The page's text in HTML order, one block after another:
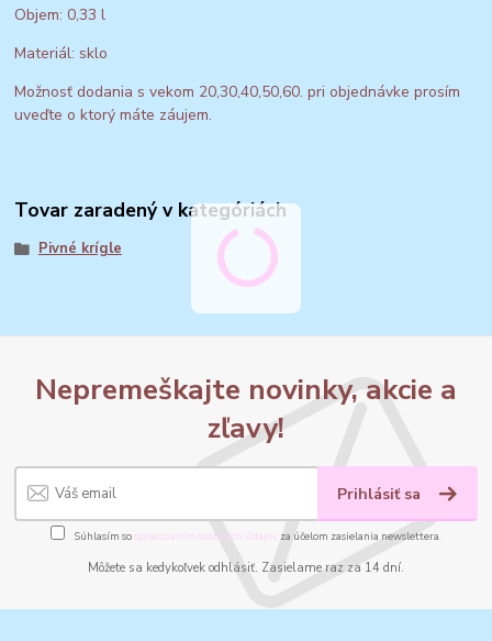
Objem: 0,33 l
Materiál: sklo
Možnosť dodania s vekom 20,30,40,50,60. pri objednávke prosím
uveďte o ktorý máte záujem.
Tovar zaradený v kategóriách
Pivné krígle
Nepremeškajte novinky, akcie a
zľavy!
Prihlásiť sa
Súhlasím sospracovaním osobných údajov za účelom zasielania newslettera.
Môžete sa kedykoľvek odhlásiť. Zasielame raz za 14 dní.